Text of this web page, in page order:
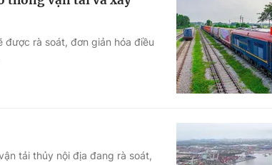
được rà soát, đơn giản hóa điều
tải thủy nội địa đang rà soát,